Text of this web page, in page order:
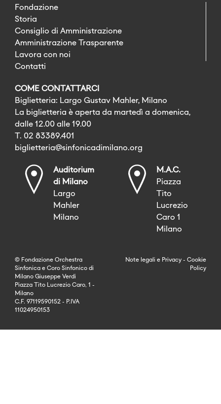
Fondazione
Storia
Consiglio di Amministrazione
Amministrazione Trasparente
Lavora con noi
Contatti
COME CONTATTARCI
Biglietteria: Largo Gustav Mahler, Milano
La biglietteria è aperta da martedì a domenica,
dalle 12.00 alle 19.00
T. 02 83389.401
biglietteria@sinfonicadimilano.org
Auditorium
di Milano
Largo
Mahler
Milano
M.A.C.
Piazza
Tito
Lucrezio
Caro 1
Milano
© Fondazione Orchestra
Sinfonica e Coro Sinfonico di
Milano Giuseppe Verdi
Piazza Tito Lucrezio Caro, 1 -
Milano
C.F. 97119590152 - P.IVA
11024950153
Note legali e Privacy - Cookie
Policy